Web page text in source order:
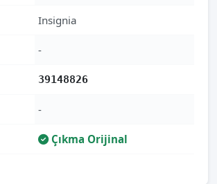
Insignia
-
39148826
-
Çıkma Orijinal